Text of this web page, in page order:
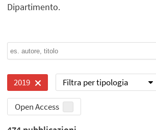
Dipartimento.
2019 Filtra per tipologia
Open Access